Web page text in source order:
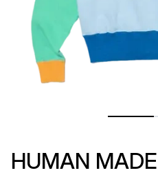
HUMAN